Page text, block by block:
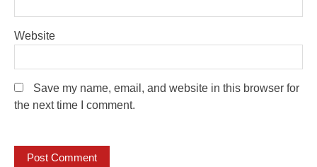
Website
Save my name, email, and website in this browser for
the next time I comment.